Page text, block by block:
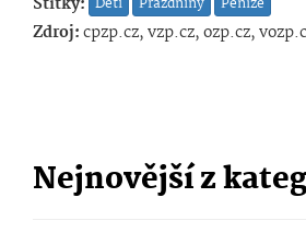
Zdroj:cpzp.cz, vzp.cz, ozp.cz,
Nejnovější z